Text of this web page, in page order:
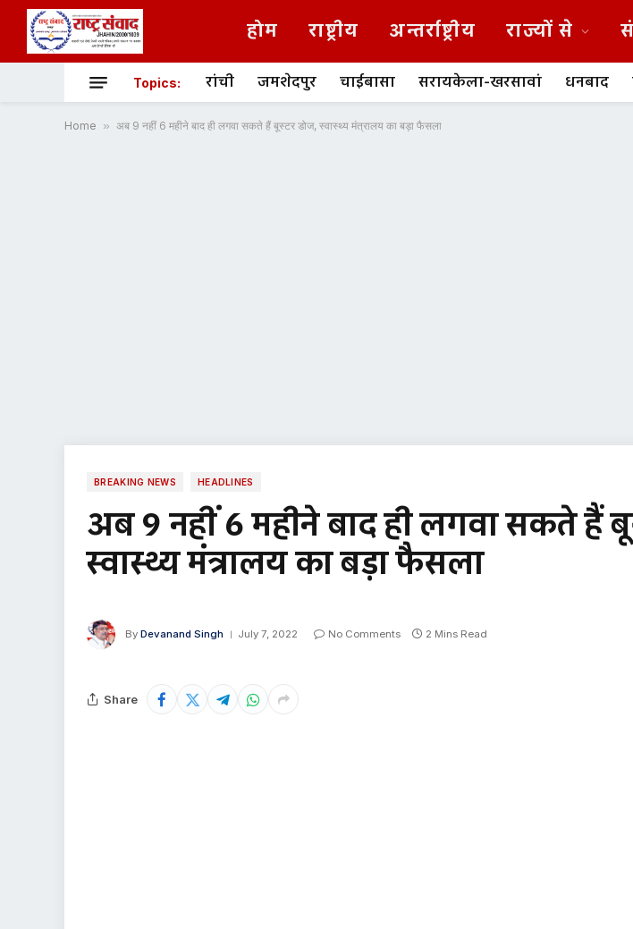
होम राष्ट्रीय अन्तर्राष्ट्रीय राज्यों से
Topics: रांची जमशेदपुर चाईबासा सरायकेला-खरसावां धनबाद
Home » अब 9 नहीं 6 महीने बाद ही लगवा सकते हैं बूस्टर डोज, स्वास्थ्य मंत्रालय का बड़ा फैसला
BREAKING NEWS HEADLINES
अब 9 नहीं 6 महीने बाद ही लगवा सकते हैं
स्वास्थ्य मंत्रालय का बड़ा फैसला
By Devanand Singh July 7, 2022 No Comments 2 Mins Read
Share